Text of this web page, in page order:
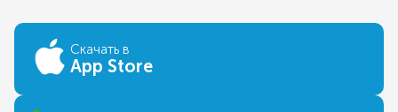
Скачать в
App Store